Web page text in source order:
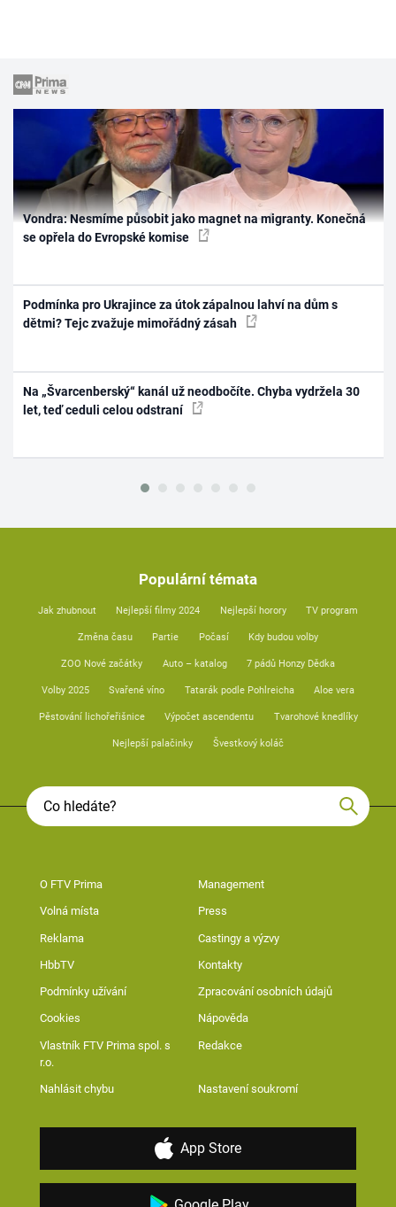
Vondra: Nesmíme působit jako magnet na migranty. Konečná
se opřela do Evropské komise
Podmínka pro Ukrajince za útok zápalnou lahví na dům s
dětmi? Tejc zvažuje mimořádný zásah
Na „Švarcenberský“ kanál už neodbočíte. Chyba vydržela 30
let, teď ceduli celou odstraní
Populární témata
Jak zhubnout Nejlepší filmy 2024 Nejlepší horory TV program
Změna času Partie Počasí Kdy budou volby
ZOO Nové začátky Auto – katalog 7 pádů Honzy Dědka
Volby 2025 Svařené víno Tatarák podle Pohlreicha Aloe vera
Pěstování lichořeřišnice Výpočet ascendentu Tvarohové knedlíky
Nejlepší palačinky Švestkový koláč
O FTV Prima Management
Volná místa Press
Reklama Castingy a výzvy
HbbTV Kontakty
Podmínky užívání Zpracování osobních údajů
Cookies Nápověda
Vlastník FTV Prima spol. s
r.o.
Redakce
Nahlásit chybu Nastavení soukromí
App Store